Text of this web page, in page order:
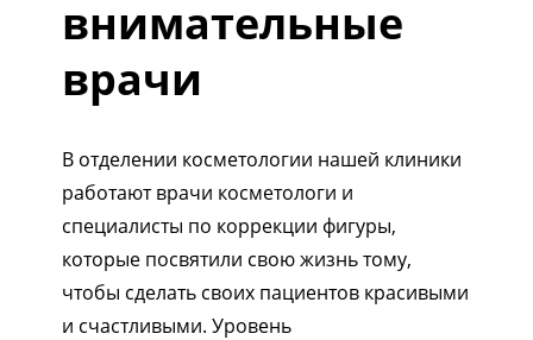
внимательные
врачи
В отделении косметологии нашей клиники
работают врачи косметологи и
специалисты по коррекции фигуры,
которые посвятили свою жизнь тому,
чтобы сделать своих пациентов красивыми
и счастливыми. Уровень